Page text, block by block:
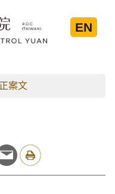
EN
案文